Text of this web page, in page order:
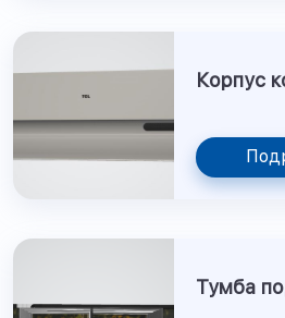
Корпус
Тумба